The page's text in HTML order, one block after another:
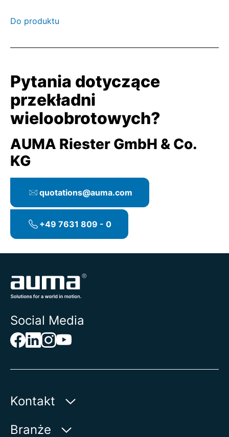
Do produktu
Pytania dotyczące
przekładni
wieloobrotowych?
AUMA Riester GmbH & Co.
KG
quotations@auma.com
+49 7631 809 - 0
Social Media
Kontakt
AUMA Riester
Branże